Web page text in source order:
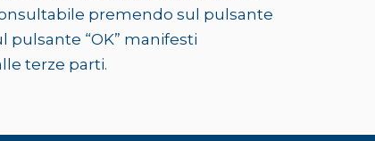
premendo sul pulsante
pulsante “OK” manifesti
terze parti.